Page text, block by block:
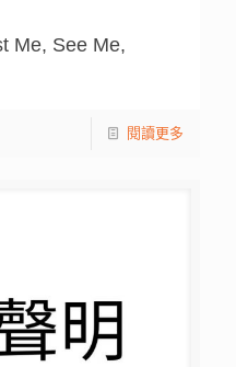
Me, See Me,
閱讀更多